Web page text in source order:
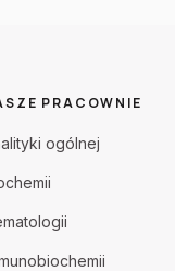
PRACOWNIE
ogólnej